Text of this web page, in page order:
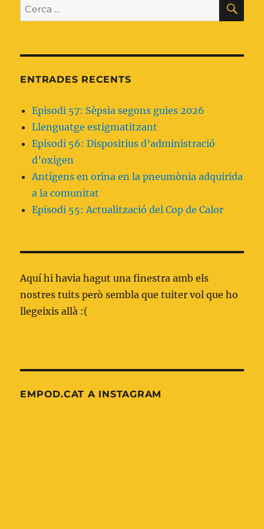
Cerca:
ENTRADES RECENTS
Episodi 57: Sèpsia segons guies 2026
Llenguatge estigmatitzant
Episodi 56: Dispositius d’administració
d’oxigen
Antígens en orina en la pneumònia adquirida
a la comunitat
Episodi 55: Actualització del Cop de Calor
Aquí hi havia hagut una finestra amb els
nostres tuits però sembla que tuiter vol que ho
llegeixis allà :(
EMPOD.CAT A INSTAGRAM